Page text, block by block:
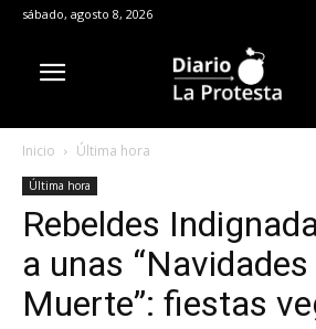
sábado, agosto 8, 2026
Inicio Última hora
Última hora
Rebeldes
a unas
Muerte”: fiestas